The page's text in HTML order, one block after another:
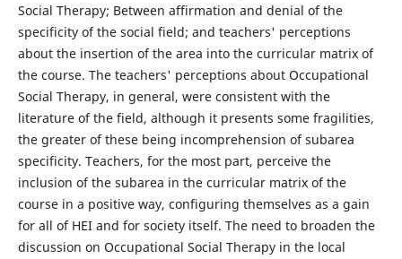
Social Therapy; Between affirmation and denial of the
specificity of the social field; and teachers' perceptions
about the insertion of the area into the curricular matrix of
the course. The teachers' perceptions about Occupational
Social Therapy, in general, were consistent with the
literature of the field, although it presents some fragilities,
the greater of these being incomprehension of subarea
specificity. Teachers, for the most part, perceive the
inclusion of the subarea in the curricular matrix of the
course in a positive way, configuring themselves as a gain
for all of HEI and for society itself. The need to broaden the
discussion on Occupational Social Therapy in the local